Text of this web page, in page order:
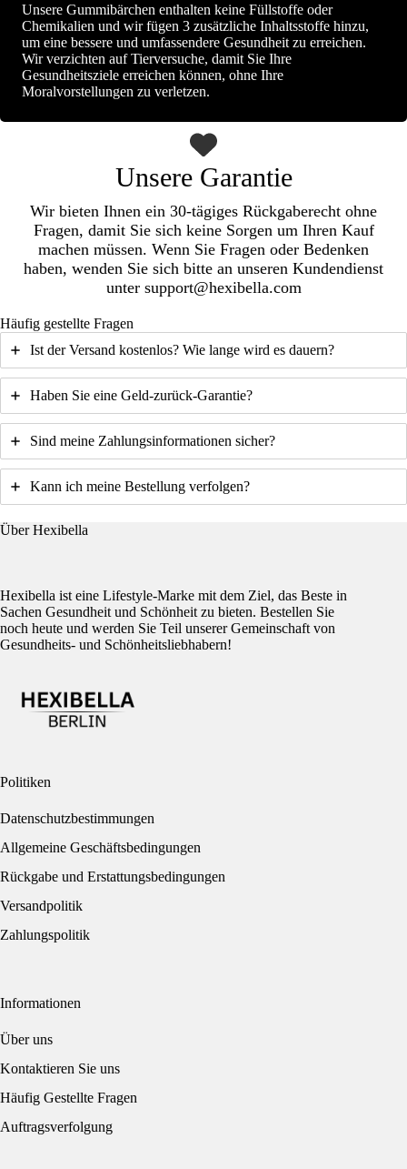
Unsere Gummibärchen enthalten keine Füllstoffe oder
Chemikalien und wir fügen 3 zusätzliche Inhaltsstoffe hinzu,
um eine bessere und umfassendere Gesundheit zu erreichen.
Wir verzichten auf Tierversuche, damit Sie Ihre
Gesundheitsziele erreichen können, ohne Ihre
Moralvorstellungen zu verletzen.
Unsere Garantie
Wir bieten Ihnen ein 30-tägiges Rückgaberecht ohne
Fragen, damit Sie sich keine Sorgen um Ihren Kauf
machen müssen. Wenn Sie Fragen oder Bedenken
haben, wenden Sie sich bitte an unseren Kundendienst
unter support@hexibella.com
Häufig gestellte Fragen
Ist der Versand kostenlos? Wie lange wird es dauern?
Haben Sie eine Geld-zurück-Garantie?
Sind meine Zahlungsinformationen sicher?
Kann ich meine Bestellung verfolgen?
Über Hexibella
Hexibella ist eine Lifestyle-Marke mit dem Ziel, das Beste in
Sachen Gesundheit und Schönheit zu bieten. Bestellen Sie
noch heute und werden Sie Teil unserer Gemeinschaft von
Gesundheits- und Schönheitsliebhabern!
Politiken
Datenschutzbestimmungen
Allgemeine Geschäftsbedingungen
Rückgabe und Erstattungsbedingungen
Versandpolitik
Zahlungspolitik
Informationen
Über uns
Kontaktieren Sie uns
Häufig Gestellte Fragen
Auftragsverfolgung